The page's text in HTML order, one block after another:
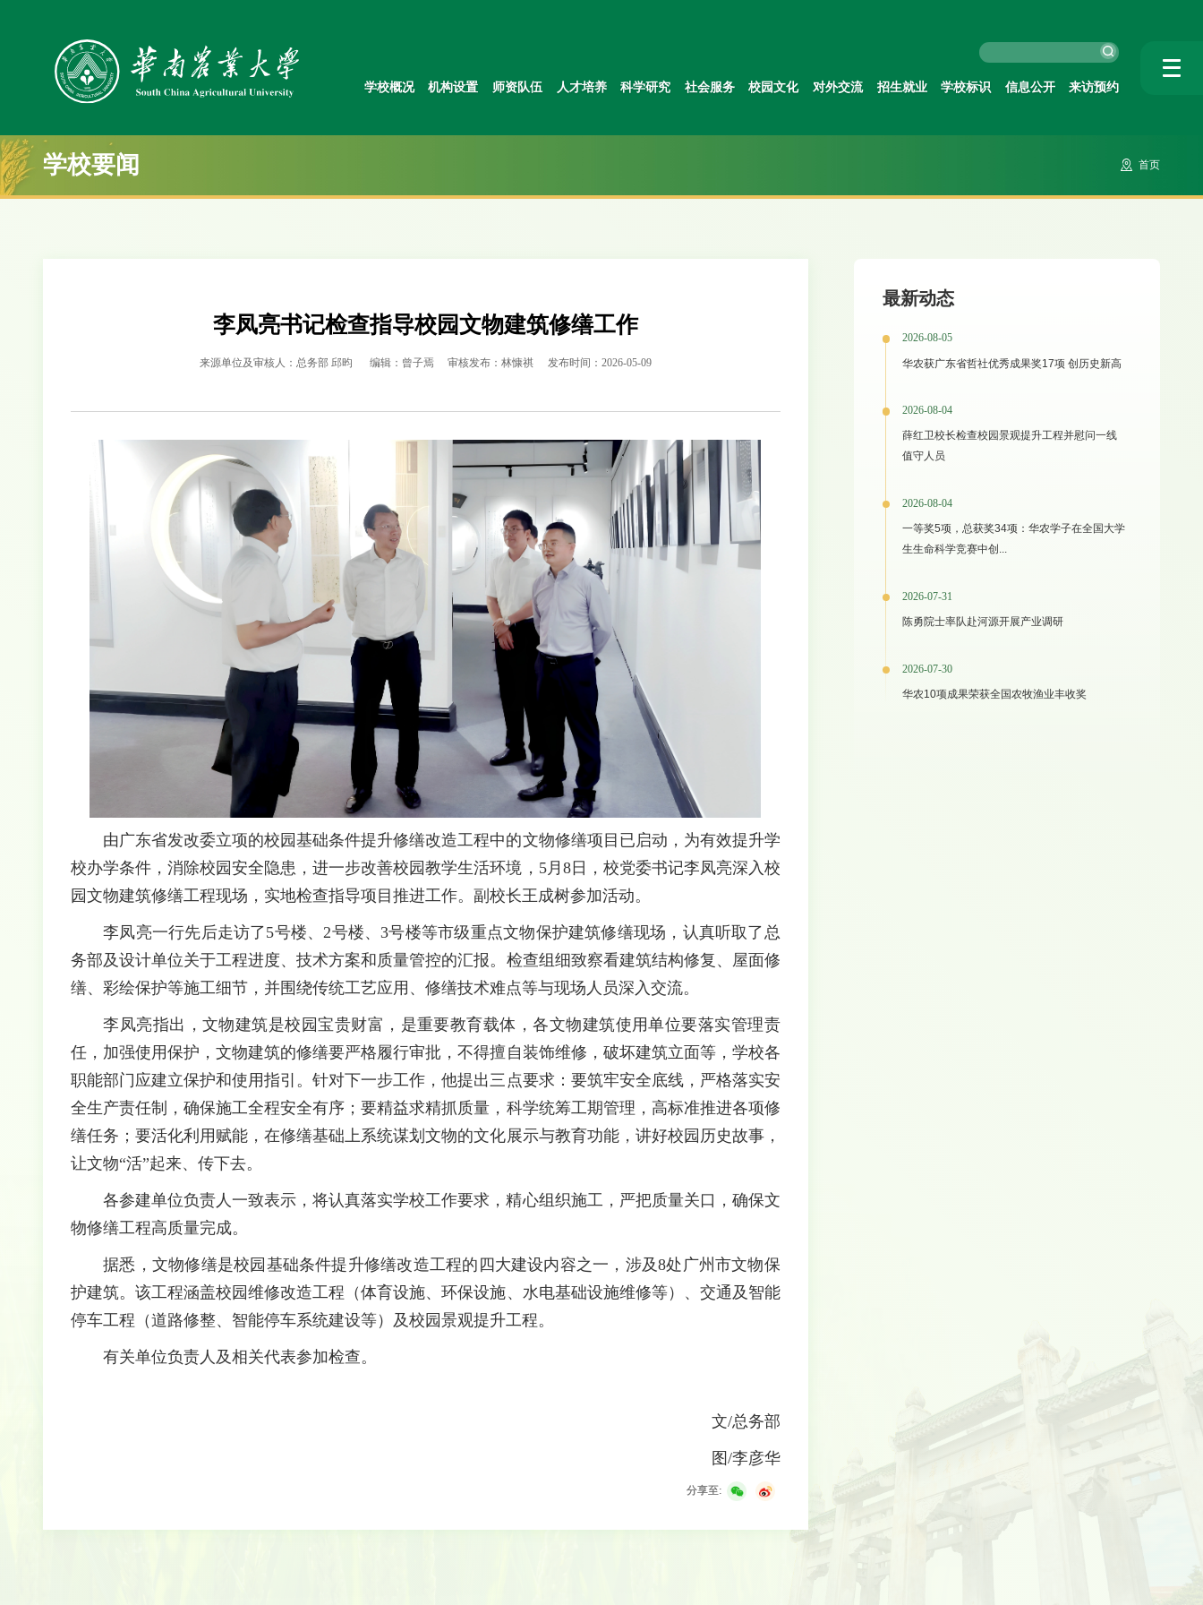
学校概况 机构设置 师资队伍 人才培养 科学研究 社会服务 校园文化 对外交流 招生就业 学校标识 信息公开 来访预约
学校要闻 首页
李凤亮书记检查指导校园文物建筑修缮工作
来源单位及审核人：总务部 邱昀 编辑：曾子焉 审核发布：林慷祺 发布时间：2026-05-09
由广东省发改委立项的校园基础条件提升修缮改造工程中的文物修缮项目已启动，为有效提升学
校办学条件，消除校园安全隐患，进一步改善校园教学生活环境，5月8日，校党委书记李凤亮深入校
园文物建筑修缮工程现场，实地检查指导项目推进工作。副校长王成树参加活动。
李凤亮一行先后走访了5号楼、2号楼、3号楼等市级重点文物保护建筑修缮现场，认真听取了总
务部及设计单位关于工程进度、技术方案和质量管控的汇报。检查组细致察看建筑结构修复、屋面修
缮、彩绘保护等施工细节，并围绕传统工艺应用、修缮技术难点等与现场人员深入交流。
李凤亮指出，文物建筑是校园宝贵财富，是重要教育载体，各文物建筑使用单位要落实管理责
任，加强使用保护，文物建筑的修缮要严格履行审批，不得擅自装饰维修，破坏建筑立面等，学校各
职能部门应建立保护和使用指引。针对下一步工作，他提出三点要求：要筑牢安全底线，严格落实安
全生产责任制，确保施工全程安全有序；要精益求精抓质量，科学统筹工期管理，高标准推进各项修
缮任务；要活化利用赋能，在修缮基础上系统谋划文物的文化展示与教育功能，讲好校园历史故事，
让文物“活”起来、传下去。
各参建单位负责人一致表示，将认真落实学校工作要求，精心组织施工，严把质量关口，确保文
物修缮工程高质量完成。
据悉，文物修缮是校园基础条件提升修缮改造工程的四大建设内容之一，涉及8处广州市文物保
护建筑。该工程涵盖校园维修改造工程（体育设施、环保设施、水电基础设施维修等）、交通及智能
停车工程（道路修整、智能停车系统建设等）及校园景观提升工程。
有关单位负责人及相关代表参加检查。
文/总务部
图/李彦华
分享至:
最新动态
2026-08-05
华农获广东省哲社优秀成果奖17项 创历史新高
2026-08-04
薛红卫校长检查校园景观提升工程并慰问一线
值守人员
2026-08-04
一等奖5项，总获奖34项：华农学子在全国大学
生生命科学竞赛中创...
2026-07-31
陈勇院士率队赴河源开展产业调研
2026-07-30
华农10项成果荣获全国农牧渔业丰收奖